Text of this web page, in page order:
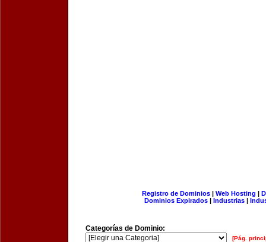
Registro de Dominios| Web Hosting |
Dominios Expirados | Industrias |
Categorías de Dominio:
[Pág.